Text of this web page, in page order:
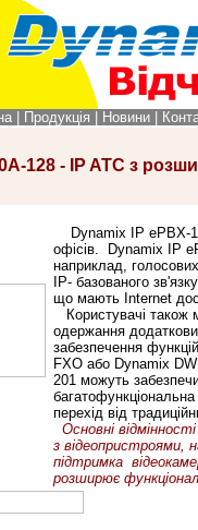
Продукція Новини
128 - IP ATC з
Dynamix IP ePBX-
офісів. Dynamix IP
наприклад,
IP- базованого
що мають Іnternet
Користувачі також
одержання
забезпечення
FXO або Dynamix
201 можуть
перехід від
Основні
з відеопристроями,
підтримка
розширює